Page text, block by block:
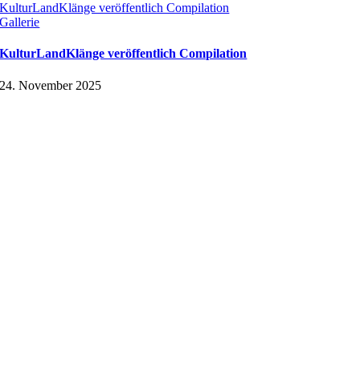
KulturLandKlänge veröffentlich Compilation
Gallerie
KulturLandKlänge veröffentlich Compilation
24. November 2025